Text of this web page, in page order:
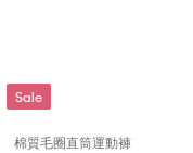
Sale
棉質毛圈直筒運動褲